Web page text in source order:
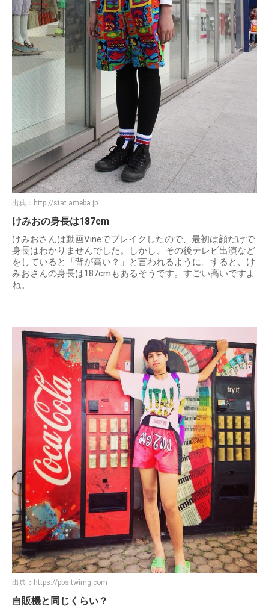
出典： http://stat.ameba.jp
けみおの身長は187cm
けみおさんは動画Vineでブレイクしたので、最初は顔だけで
身長はわかりませんでした。しかし、その後テレビ出演など
をしていると「背が高い？」と言われるように。すると、け
みおさんの身長は187cmもあるそうです。すごい高いですよ
ね。
出典： https://pbs.twimg.com
自販機と同じくらい？